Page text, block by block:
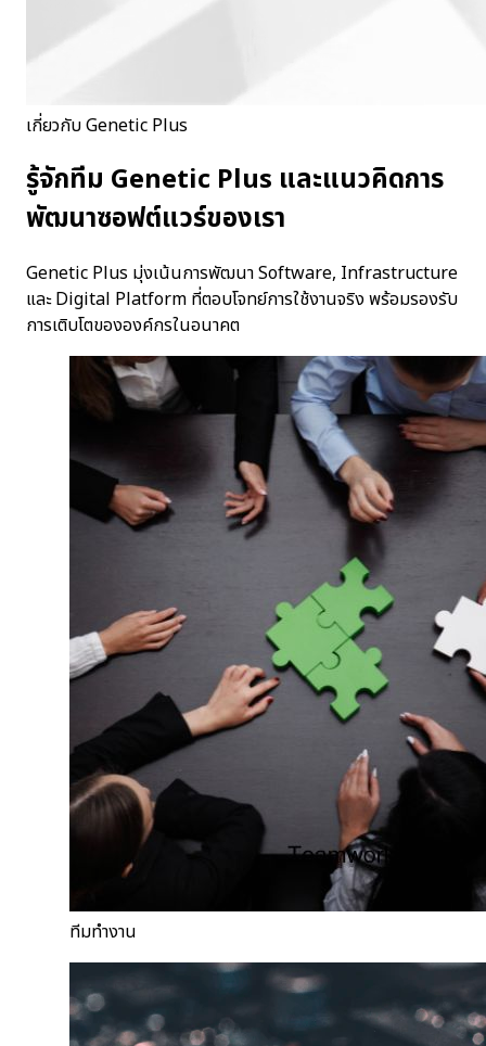
เกี่ยวกับ Genetic Plus
รู้จักทีม Genetic Plus และแนวคิดการ
พัฒนาซอฟต์แวร์ของเรา
Genetic Plus มุ่งเน้นการพัฒนา Software, Infrastructure
และ Digital Platform ที่ตอบโจทย์การใช้งานจริง พร้อมรองรับ
การเติบโตขององค์กรในอนาคต
ทีมทำงาน